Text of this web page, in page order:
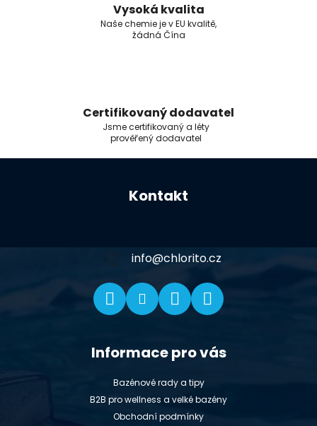
Vysoká kvalita
Naše chemie je v EU kvalitě,
žádná Čína
Certifikovaný dodavatel
Jsme certifikovaný a léty
prověřený dodavatel
Z
Kontakt
info@chlorito.cz
Informace pro vás
Bazénové rady a tipy
B2B pro wellness a velké bazény
Obchodní podmínky